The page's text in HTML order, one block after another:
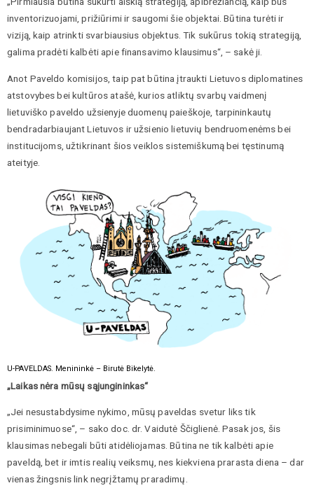
inventorizuojami, prižiūrimi ir saugomi šie objektai. Būtina turėti ir
viziją, kaip atrinkti svarbiausius objektus. Tik sukūrus tokią strategiją,
galima pradėti kalbėti apie finansavimo klausimus“, – sakė ji.
Anot Paveldo komisijos, taip pat būtina įtraukti Lietuvos diplomatines
atstovybes bei kultūros atašė, kurios atliktų svarbų vaidmenį
lietuviško paveldo užsienyje duomenų paieškoje, tarpininkautų
bendradarbiaujant Lietuvos ir užsienio lietuvių bendruomenėms bei
institucijoms, užtikrinant šios veiklos sistemiškumą bei tęstinumą
ateityje.
U-PAVELDAS. Menininkė – Birutė Bikelytė.
„Laikas nėra mūsų sąjungininkas“
„Jei nesustabdysime nykimo, mūsų paveldas svetur liks tik
prisiminimuose“, – sako doc. dr. Vaidutė Ščiglienė. Pasak jos, šis
klausimas nebegali būti atidėliojamas. Būtina ne tik kalbėti apie
paveldą, bet ir imtis realių veiksmų, nes kiekviena prarasta diena – dar
vienas žingsnis link negrįžtamų praradimų.